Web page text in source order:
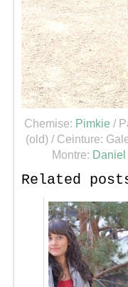
Chemise: Pimkie /
(old) / Ceinture:
Montre:
Related